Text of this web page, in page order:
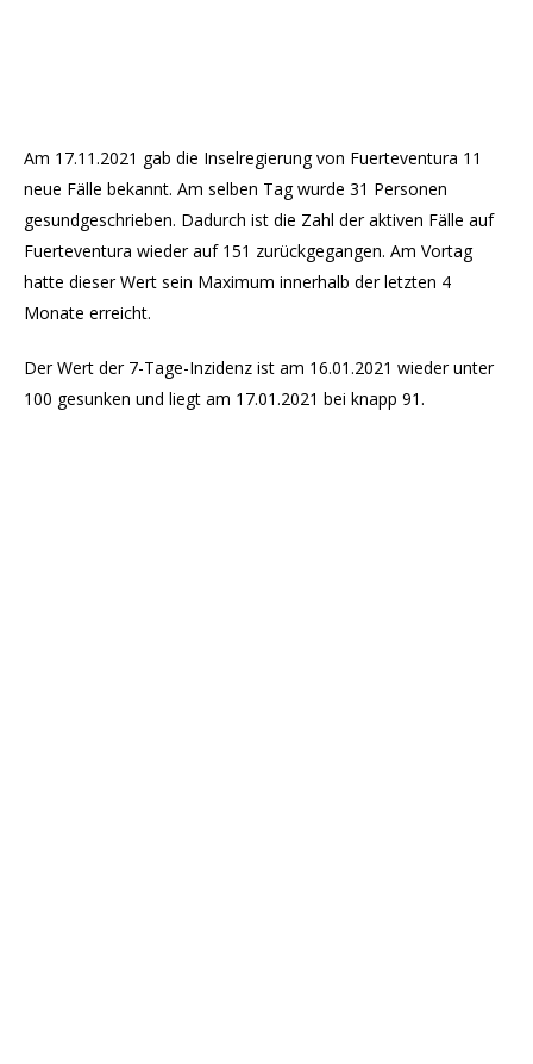
Am 17.11.2021 gab die Inselregierung von Fuerteventura 11
neue Fälle bekannt. Am selben Tag wurde 31 Personen
gesundgeschrieben. Dadurch ist die Zahl der aktiven Fälle auf
Fuerteventura wieder auf 151 zurückgegangen. Am Vortag
hatte dieser Wert sein Maximum innerhalb der letzten 4
Monate erreicht.
Der Wert der 7-Tage-Inzidenz ist am 16.01.2021 wieder unter
100 gesunken und liegt am 17.01.2021 bei knapp 91.